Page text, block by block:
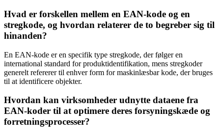
Hvad er forskellen mellem en EAN-kode og en
stregkode, og hvordan relaterer de to begreber sig til
hinanden?
En EAN-kode er en specifik type stregkode, der følger en
international standard for produktidentifikation, mens stregkoder
generelt refererer til enhver form for maskinlæsbar kode, der bruges
til at identificere objekter.
Hvordan kan virksomheder udnytte dataene fra
EAN-koder til at optimere deres forsyningskæde og
forretningsprocesser?